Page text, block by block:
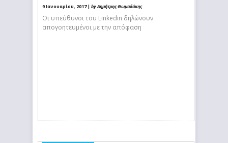
9 Ιανουαρίου, 2017 | by Δημήτρης Θωμαδάκης
Οι υπεύθυνοι του Linkedin δηλώνουν
απογοητευμένοι με την απόφαση